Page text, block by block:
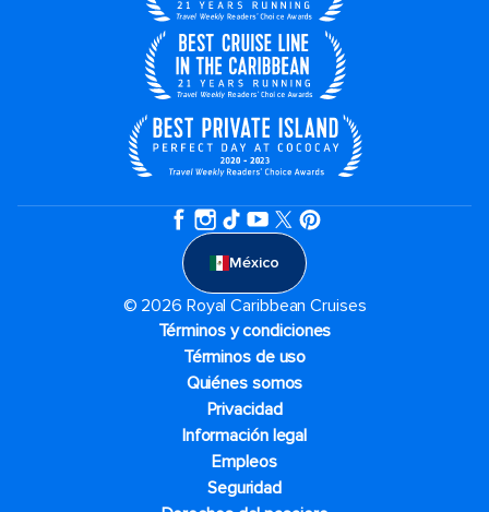
México
© 2026 Royal Caribbean Cruises
Términos y condiciones
Términos de uso
Quiénes somos
Privacidad
Información legal
Empleos
Seguridad